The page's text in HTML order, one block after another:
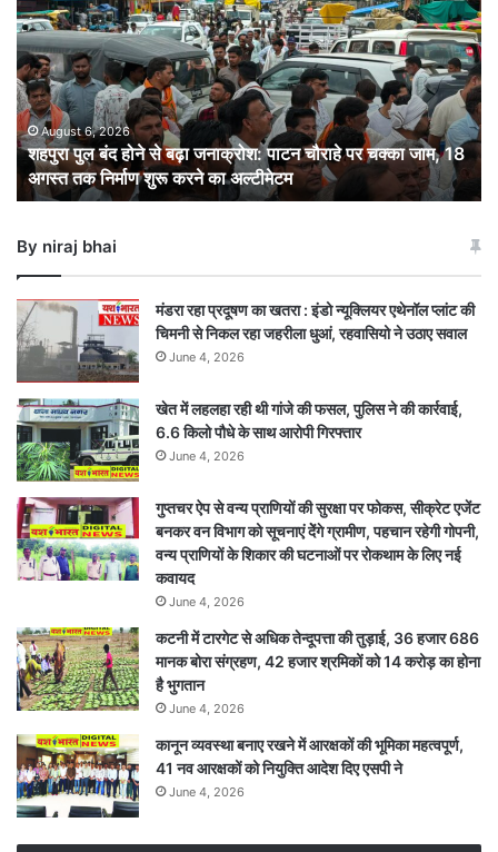
बंद
होने
से
बढ़ा
जनाक्रोश:
पाटन
चौराहे
पर
चक्का
18
निर्माण
शुरू
करने
का
अल्टीमेटम
August 6, 2026
शहपुरा पुल बंद होने से बढ़ा जनाक्रोश: पाटन चौराहे पर चक्का जाम, 18
अगस्त तक निर्माण शुरू करने का अल्टीमेटम
By niraj bhai
मंडरा रहा प्रदूषण का खतरा : इंडो न्यूक्लियर एथेनॉल प्लांट की
चिमनी से निकल रहा जहरीला धुआं, रहवासियो ने उठाए सवाल
June 4, 2026
खेत में लहलहा रही थी गांजे की फसल, पुलिस ने की कार्रवाई,
6.6 किलो पौधे के साथ आरोपी गिरफ्तार
June 4, 2026
गुप्तचर ऐप से वन्य प्राणियों की सुरक्षा पर फोकस, सीक्रेट एजेंट
बनकर वन विभाग को सूचनाएं देेंगे ग्रामीण, पहचान रहेगी गोपनी,
वन्य प्राणियों के शिकार की घटनाओं पर रोकथाम के लिए नई
कवायद
June 4, 2026
कटनी में टारगेट से अधिक तेन्दूपत्ता की तुड़ाई, 36 हजार 686
मानक बोरा संग्रहण, 42 हजार श्रमिकों को 14 करोड़ का होना
है भुगतान
June 4, 2026
कानून व्यवस्था बनाए रखने में आरक्षकों की भूमिका महत्वपूर्ण,
41 नव आरक्षकों को नियुक्ति आदेश दिए एसपी ने
June 4, 2026